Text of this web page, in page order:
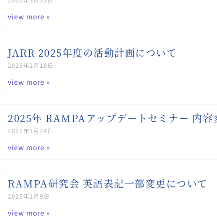
view more »
JARR 2025年度の活動計画について
2025年2月18日
view more »
2025年 RAMPAアップデートセミナー 内容
2025年1月24日
view more »
RAMPA研究会 英語表記一部変更について
2025年1月9日
view more »